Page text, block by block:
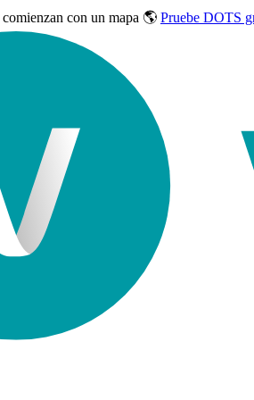
comienzan con un mapa 🌎 Pruebe DOTS